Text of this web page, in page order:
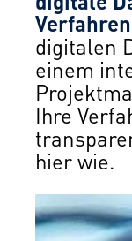
digitalen
einem
Ihre
hier wie.